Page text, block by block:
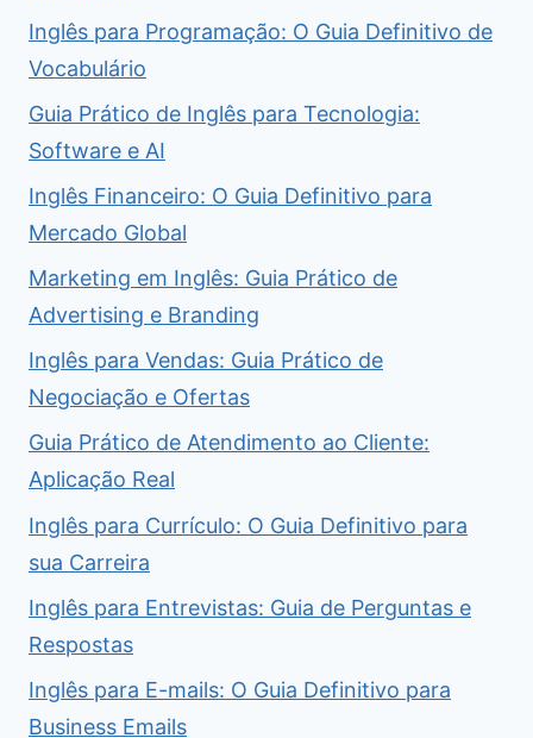
Inglês para Programação: O Guia Definitivo de
Vocabulário
Guia Prático de Inglês para Tecnologia:
Software e AI
Inglês Financeiro: O Guia Definitivo para
Mercado Global
Marketing em Inglês: Guia Prático de
Advertising e Branding
Inglês para Vendas: Guia Prático de
Negociação e Ofertas
Guia Prático de Atendimento ao Cliente:
Aplicação Real
Inglês para Currículo: O Guia Definitivo para
sua Carreira
Inglês para Entrevistas: Guia de Perguntas e
Respostas
Inglês para E-mails: O Guia Definitivo para
Business Emails